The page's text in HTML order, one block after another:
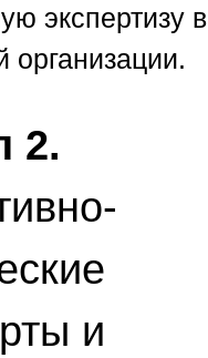
экспертизу в
организации.
2.
и